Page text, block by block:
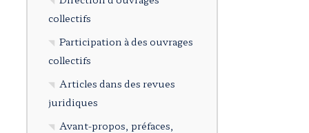
collectifs
Participation à des ouvrages
collectifs
Articles dans des revues
juridiques
Avant-propos, préfaces,